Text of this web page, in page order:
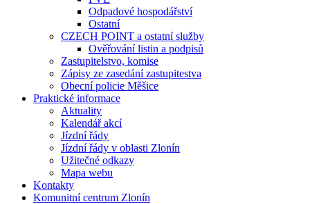
Odpadové hospodářství
Ostatní
CZECH POINT a ostatní služby
Ověřování listin a podpisů
Zastupitelstvo, komise
Zápisy ze zasedání zastupitestva
Obecní policie Měšice
Praktické informace
Aktuality
Kalendář akcí
Jízdní řády
Jízdní řády v oblasti Zlonín
Užitečné odkazy
Mapa webu
Kontakty
Komunitní centrum Zlonín